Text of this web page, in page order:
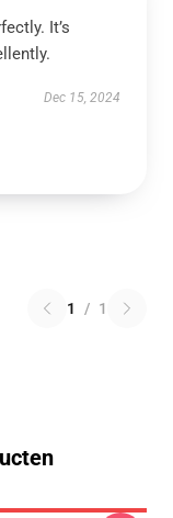
It’s
Dec 15, 2024
1 / 1